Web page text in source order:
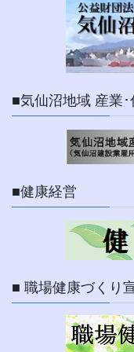
■気仙沼地域 産業
■健康経営
■ 職場健康づくり